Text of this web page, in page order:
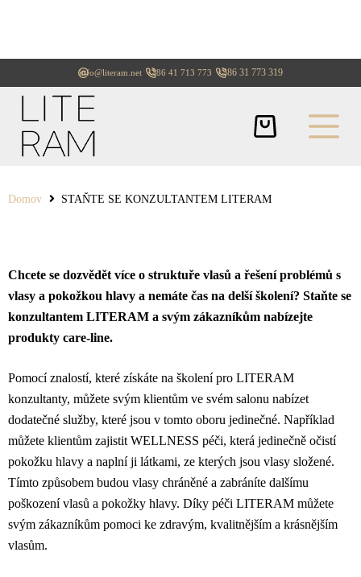
info@literam.net +386 41 713 773 +386 31 773 319
Domov STAŇTE SE KONZULTANTEM LITERAM
Chcete se dozvědět více o struktuře vlasů a řešení problémů s
vlasy a pokožkou hlavy a nemáte čas na delší školení? Staňte se
konzultantem LITERAM a svým zákazníkům nabízejte
produkty care-line.
Pomocí znalostí, které získáte na školení pro LITERAM
konzultanty, můžete svým klientům ve svém salonu nabízet
dodatečné služby, které jsou v tomto oboru jedinečné. Například
můžete klientům zajistit WELLNESS péči, která jedinečně očistí
pokožku hlavy a naplní ji látkami, ze kterých jsou vlasy složené.
Tímto způsobem budou vlasy chráněné a zabráníte dalšímu
poškození vlasů a pokožky hlavy. Díky péči LITERAM můžete
svým zákazníkům pomoci ke zdravým, kvalitnějším a krásnějším
vlasům.